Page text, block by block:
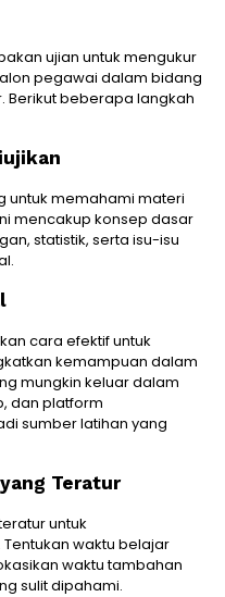
ujian untuk mengukur
pegawai dalam bidang
Berikut beberapa langkah
untuk memahami materi
mencakup konsep dasar
statistik, serta isu-isu
cara efektif untuk
kemampuan dalam
mungkin keluar dalam
dan platform
sumber latihan yang
Teratur
untuk
waktu belajar
waktu tambahan
sulit dipahami.